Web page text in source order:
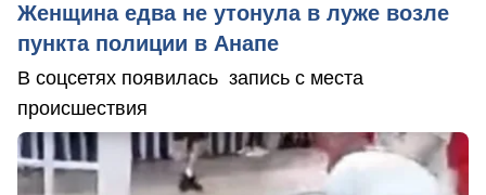
Женщина едва не утонула в луже возле
пункта полиции в Анапе
В соцсетях появилась запись с места
происшествия